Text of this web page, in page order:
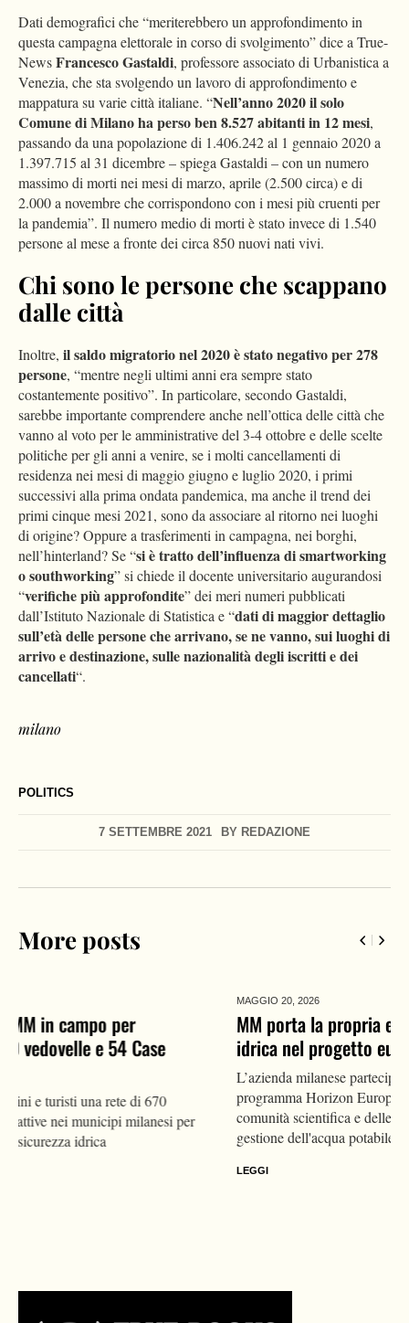
POLITICS
7 SETTEMBRE 2021 BY REDAZIONE
Dati demografici che “meriterebbero un approfondimento in
questa campagna elettorale in corso di svolgimento” dice a True-
NewsFrancesco Gastaldi, professore associato di Urbanistica a
Venezia, che sta svolgendo un lavoro di approfondimento e
mappatura su varie città italiane. “Nell’anno 2020 il solo
Comune di Milano ha perso ben 8.527 abitanti in 12 mesi,
passando da una popolazione di 1.406.242 al 1 gennaio 2020 a
1.397.715 al 31 dicembre – spiega Gastaldi – con un numero
massimo di morti nei mesi di marzo, aprile (2.500 circa) e di
2.000 a novembre che corrispondono con i mesi più cruenti per
la pandemia”. Il numero medio di morti è stato invece di 1.540
persone al mese a fronte dei circa 850 nuovi nati vivi.
Chi sono le persone che scappano
dalle città
Inoltre, il saldo migratorio nel 2020 è stato negativo per 278
persone, “mentre negli ultimi anni era sempre stato
costantemente positivo”. In particolare, secondo Gastaldi,
sarebbe importante comprendere anche nell’ottica delle città che
vanno al voto per le amministrative del 3-4 ottobre e delle scelte
politiche per gli anni a venire, se i molti cancellamenti di
residenza nei mesi di maggio giugno e luglio 2020, i primi
successivi alla prima ondata pandemica, ma anche il trend dei
primi cinque mesi 2021, sono da associare al ritorno nei luoghi
di origine? Oppure a trasferimenti in campagna, nei borghi,
nell’hinterland? Se “si è tratto dell’influenza di smartworking
o southworking” si chiede il docente universitario augurandosi
“verifiche più approfondite” dei meri numeri pubblicati
dall’Istituto Nazionale di Statistica e “dati di maggior dettaglio
sull’età delle persone che arrivano, se ne vanno, sui luoghi di
arrivo e destinazione, sulle nazionalità degli iscritti e dei
cancellati“.
milano
More posts
MM porta la propria esperienza sulla resilienza
idrica nel progetto europeo SafeCREW
L’azienda milanese partecipa alla conferenza di Bruxelles del
programma Horizon Europe, mettendo a disposizione della
comunità scientifica e delle istituzioni UE il proprio modello di
gestione dell'acqua potabile.